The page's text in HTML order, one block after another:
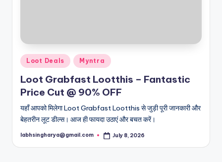
Posted
in
Loot Deals Myntra
Loot Grabfast Lootthis – Fantastic
Price Cut @ 90% OFF
यहाँ आपको मिलेगा Loot Grabfast Lootthis से जुड़ी पूरी जानकारी और
बेहतरीन लूट डील्स। आज ही फायदा उठाएं और बचत करें।
Posted
labhsingharya@gmail.com July 8, 2026